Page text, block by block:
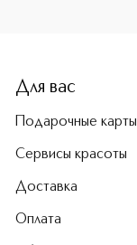
Для вас
Подарочные карты
Сервисы красоты
Доставка
Оплата